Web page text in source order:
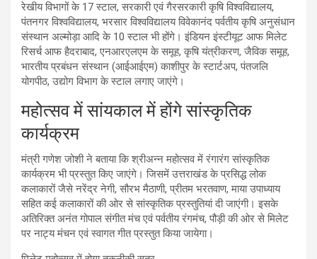
रेखीय विभागों के 17 स्टाल, सरकारी एवं गैरसरकारी कृषि विश्वविद्यालय,
पंतनगर विश्वविद्यालय, भरसार विश्वविद्यालय विवेकानंद पर्वतीय कृषि अनुसंधान
संस्थान अल्मोड़ा आदि के 10 स्टाल भी होंगे। इंडियन इंस्टीयूट आफ मिलेट
रिसर्च आफ हैदराबाद, एनआरएलएम के समूह, कृषि यंत्रीकरण, जैविक समूह,
भारतीय प्रबंधन संस्थान (आईआईएम) काशीपुर के स्टार्टअप, पंतजलि
योगपीठ, उद्योग विभाग के स्टाल लगाए जाएंगे।
महोत्सव में सांयकाल में होंगे सांस्कृतिक
कार्यक्रम
मंत्री गणेश जोशी ने बताया कि श्रीअन्न महोत्सव में रंगारंग सांस्कृतिक
कार्यक्रम भी प्रस्तुत किए जाएंगे। जिसमें उत्तराखंड के प्रसिद्ध लोक
कलाकारों जैसे नरेंद्र नेगी, सौरभ मैठाणी, प्रीतम भरतवाण, माया उपाध्याय
सहित कई कलाकारों की ओर से सांस्कृतिक प्रस्तुतियां दी जाएंगी। इसके
अतिरिक्त अनंत गोपाल संगीत मंच एवं पर्वतीय रंगमंच, पौड़ी की ओर से मिलेट
पर नाट्य मंचन एवं स्वागत गीत प्रस्तुत किया जायेगा।